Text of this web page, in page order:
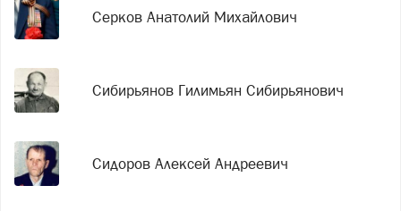
Серков Анатолий Михайлович
Сибирьянов Гилимьян Сибирьянович
Сидоров Алексей Андреевич